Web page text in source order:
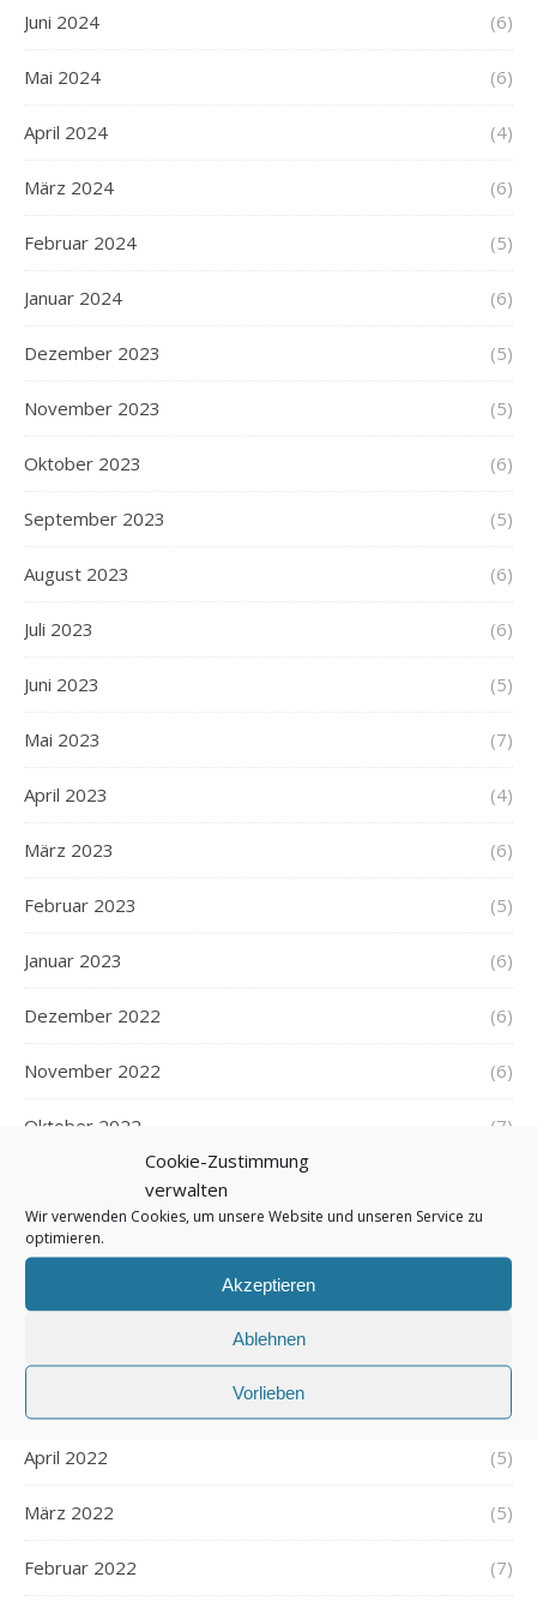
Cookie-Zustimmung
verwalten
Wir verwenden Cookies, um unsere Website und unseren Service zu
optimieren.
Akzeptieren
Ablehnen
Vorlieben
Juni 2024 (6)
Mai 2024 (6)
April 2024 (4)
März 2024 (6)
Februar 2024 (5)
Januar 2024 (6)
Dezember 2023 (5)
November 2023 (5)
Oktober 2023 (6)
September 2023 (5)
August 2023 (6)
Juli 2023 (6)
Juni 2023 (5)
Mai 2023 (7)
April 2023 (4)
März 2023 (6)
Februar 2023 (5)
Januar 2023 (6)
Dezember 2022 (6)
November 2022 (6)
Oktober 2022 (7)
September 2022
August 2022
April 2022 (5)
März 2022 (5)
Februar 2022 (7)